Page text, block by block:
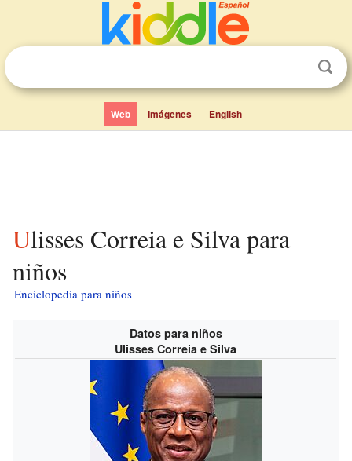
Web Imágenes English
Ulisses Correia e Silva para
niños
Enciclopedia para niños
Datos para niños
Ulisses Correia e Silva